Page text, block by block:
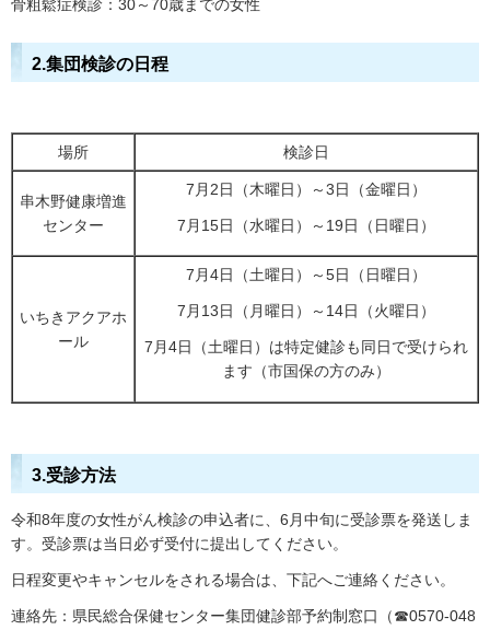
骨粗鬆症検診：30～70歳までの女性
2.集団検診の日程
場所 検診日
串木野健康増進
センター
7月2日（木曜日）～3日（金曜日）
7月15日（水曜日）～19日（日曜日）
いちきアクアホ
ール
7月4日（土曜日）～5日（日曜日）
7月13日（月曜日）～14日（火曜日）
7月4日（土曜日）は特定健診も同日で受けられ
ます（市国保の方のみ）
3.受診方法
令和8年度の女性がん検診の申込者に、6月中旬に受診票を発送しま
す。受診票は当日必ず受付に提出してください。
日程変更やキャンセルをされる場合は、下記へご連絡ください。
連絡先：県民総合保健センター集団健診部予約制窓口（☎0570-048